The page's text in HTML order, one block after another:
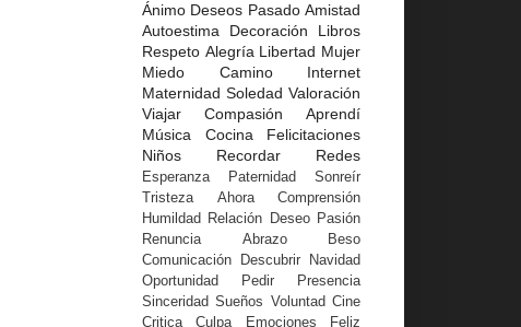
Ánimo Deseos Pasado Amistad
Autoestima
Decoración
Libros
Respeto Alegría Libertad Mujer
Miedo
Camino
Internet
Maternidad Soledad Valoración
Viajar
Compasión
Aprendí
Música
Cocina
Felicitaciones
Niños
Recordar Redes
Esperanza Paternidad
Sonreír
Tristeza
Ahora
Comprensión
Humildad
Relación Deseo Pasión
Renuncia
Abrazo
Beso
Comunicación
Descubrir
Navidad
Oportunidad
Pedir
Presencia
Sinceridad Sueños Voluntad Cine
Critica
Culpa Emociones
Feliz